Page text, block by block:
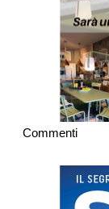
Commenti